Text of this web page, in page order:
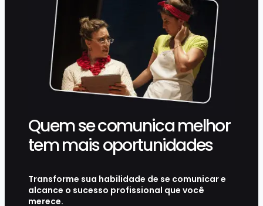
Quem se comunica melhor
tem mais oportunidades
Transforme sua habilidade de se comunicar e
alcance o sucesso profissional que você
merece.